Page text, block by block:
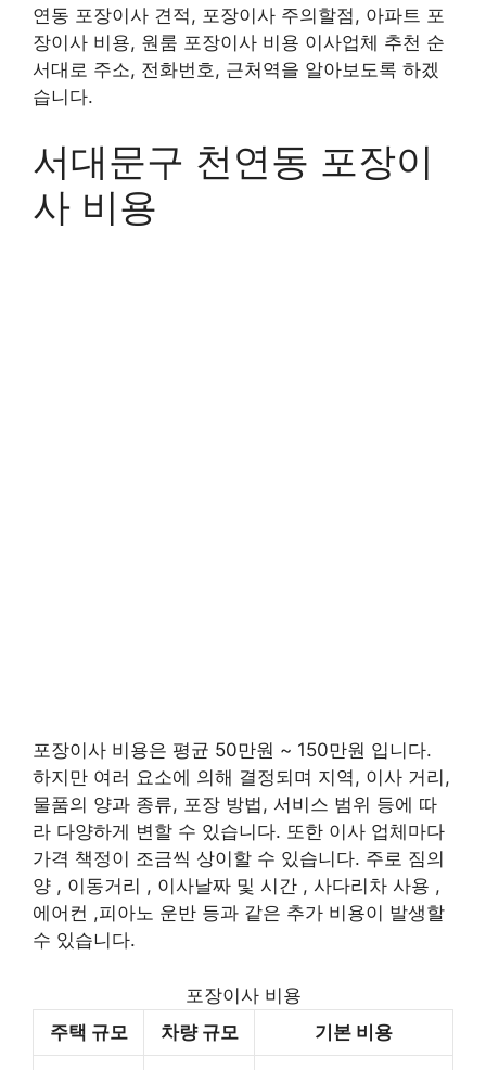
연동 포장이사 견적, 포장이사 주의할점, 아파트 포
장이사 비용, 원룸 포장이사 비용 이사업체 추천 순
서대로 주소, 전화번호, 근처역을 알아보도록 하겠
습니다.
서대문구 천연동 포장이
사 비용
포장이사 비용은 평균 50만원 ~ 150만원 입니다.
하지만 여러 요소에 의해 결정되며 지역, 이사 거리,
물품의 양과 종류, 포장 방법, 서비스 범위 등에 따
라 다양하게 변할 수 있습니다. 또한 이사 업체마다
가격 책정이 조금씩 상이할 수 있습니다. 주로 짐의
양 , 이동거리 , 이사날짜 및 시간 , 사다리차 사용 ,
에어컨 ,피아노 운반 등과 같은 추가 비용이 발생할
수 있습니다.
포장이사 비용
주택 규모
차량 규모 기본 비용